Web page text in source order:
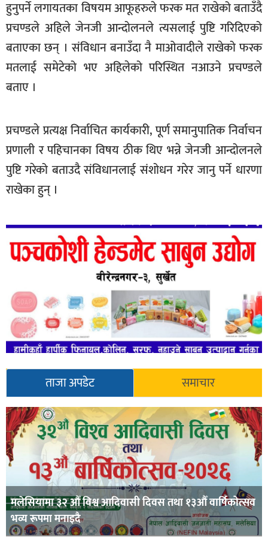
हुनुपर्ने लगायतका विषयम आफूहरुले फरक मत राखेको बताउँदै
प्रचण्डले अहिले जेनजी आन्दोलनले त्यसलाई पुष्टि गरिदिएको
बताएका छन् । संविधान बनाउँदा नै माओवादीले राखेको फरक
मतलाई समेटेको भए अहिलेको परिस्थित नआउने प्रचण्डले
बताए ।
प्रचण्डले प्रत्यक्ष निर्वाचित कार्यकारी, पूर्ण समानुपातिक निर्वाचन
प्रणाली र पहिचानका विषय ठीक थिए भन्ने जेनजी आन्दोलनले
पुष्टि गरेको बताउदै संविधानलाई संशोधन गरेर जानु पर्ने धारणा
राखेका हुन् ।
ताजा अपडेट समाचार
मलेसियामा ३२ औँ विश्व आदिवासी दिवस तथा १३औँ वार्षिकोत्सव
भव्य रूपमा मनाइदै